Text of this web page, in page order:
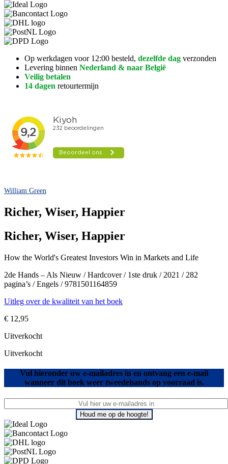
Op werkdagen voor 12:00 besteld, dezelfde dag verzonden
Levering binnen Nederland & naar België
Veilig betalen
14 dagen retourtermijn
William Green
Richer, Wiser, Happier
Richer, Wiser, Happier
How the World's Greatest Investors Win in Markets and Life
2de Hands – Als Nieuw / Hardcover / 1ste druk / 2021 / 282
pagina’s / Engels / 9781501164859
Uitleg over de kwaliteit van het boek
€ 12,95
Uitverkocht
Uitverkocht
Vul hieronder uw e-mailadres in en ontvang een e-mail
wanneer dit boek weer tweedehands op voorraad is.
Houd me op de hoogte!